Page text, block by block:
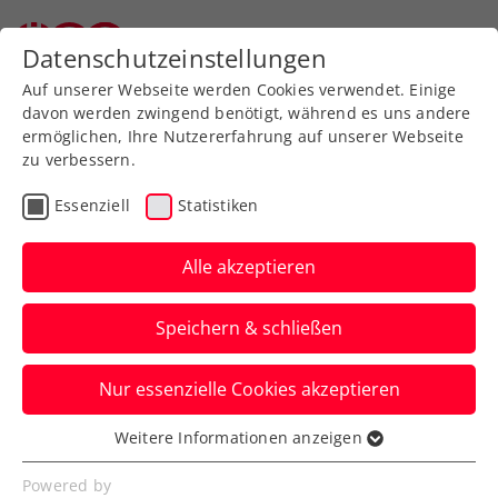
Zurück zur Newsübersicht
Allgemeine Klasse
Linz gegen Ried:
Neuauflage des
Herzschlagfinals in
win2day Bundesliga
Und auch bei den Herren besteht eine
recht große Chance auf einen
oberösterreichischen Erfolg.
Datenschutzeinstellungen
Auf unserer Webseite werden Cookies verwendet. Einige
davon werden zwingend benötigt, während es uns andere
ermöglichen, Ihre Nutzererfahrung auf unserer Webseite
zu verbessern.
Essenziell Statistiken
Alle akzeptieren
Speichern & schließen
Nur essenzielle Cookies akzeptieren
Essenziell
Essenzielle Cookies werden für grundlegende
Weitere Informationen anzeigen
Powered by